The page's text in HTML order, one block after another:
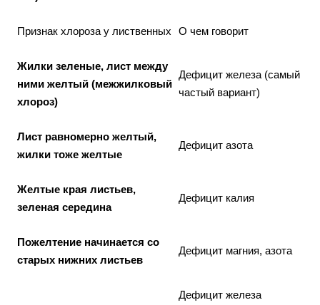
Признак хлороза у лиственных О чем говорит
Жилки зеленые, лист между
ними желтый (межжилковый
хлороз)
Дефицит железа (самый
частый вариант)
Лист равномерно желтый,
жилки тоже желтые
Дефицит азота
Желтые края листьев,
зеленая середина
Дефицит калия
Пожелтение начинается со
старых нижних листьев
Дефицит магния, азота
Дефицит железа